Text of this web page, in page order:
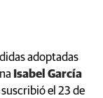
adoptadas
Isabel García
el 23 de